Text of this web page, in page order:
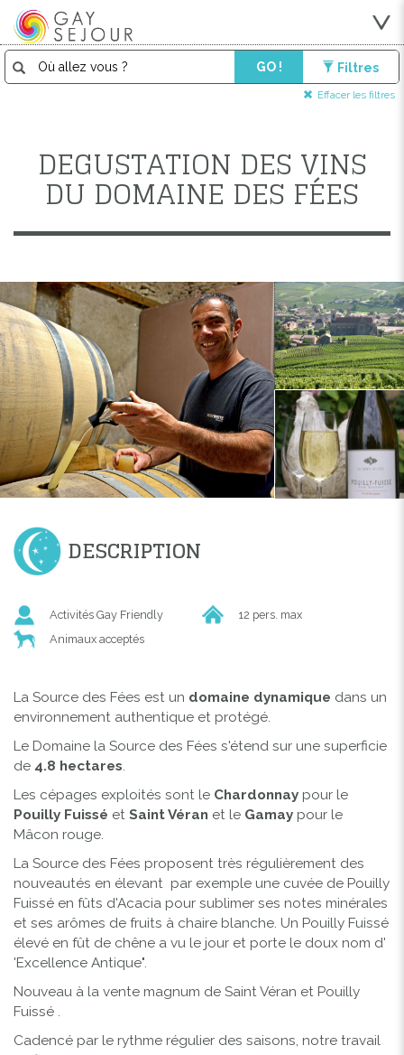
GO ! Filtres
Effacer les filtres
DEGUSTATION DES VINS
DU DOMAINE DES FÉES
DESCRIPTION
Activités Gay Friendly
12 pers. max
Animaux acceptés
La Source des Fées est un domaine dynamique dans un
environnement authentique et protégé.
Le Domaine la Source des Fées s'étend sur une superficie
de 4.8 hectares.
Les cépages exploités sont le Chardonnay pour le
Pouilly Fuissé et Saint Véran et le Gamay pour le
Mâcon rouge.
La Source des Fées proposent très régulièrement des
nouveautés en élevant par exemple une cuvée de Pouilly
Fuissé en fûts d'Acacia pour sublimer ses notes minérales
et ses arômes de fruits à chaire blanche. Un Pouilly Fuissé
élevé en fût de chêne a vu le jour et porte le doux nom d'
'Excellence Antique".
Nouveau à la vente magnum de Saint Véran et Pouilly
Fuissé .
Cadencé par le rythme régulier des saisons, notre travail